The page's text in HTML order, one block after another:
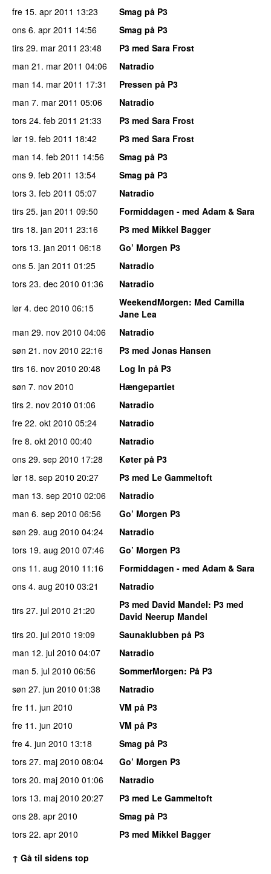
fre 15. apr 2011 13:23
Smag på P3
ons 6. apr 2011 14:56
Smag på P3
tirs 29. mar 2011 23:48
P3 med Sara Frost
man 21. mar 2011 04:06
Natradio
man 14. mar 2011 17:31
Pressen på P3
man 7. mar 2011 05:06
Natradio
tors 24. feb 2011 21:33
P3 med Sara Frost
lør 19. feb 2011 18:42
P3 med Sara Frost
man 14. feb 2011 14:56
Smag på P3
ons 9. feb 2011 13:54
Smag på P3
tors 3. feb 2011 05:07
Natradio
tirs 25. jan 2011 09:50
Formiddagen - med Adam & Sara
tirs 18. jan 2011 23:16
P3 med Mikkel Bagger
tors 13. jan 2011 06:18
Go’ Morgen P3
ons 5. jan 2011 01:25
Natradio
tors 23. dec 2010 01:36
Natradio
lør 4. dec 2010 06:15 WeekendMorgen: Med Camilla
Jane Lea
man 29. nov 2010 04:06
Natradio
søn 21. nov 2010 22:16
P3 med Jonas Hansen
tirs 16. nov 2010 20:48
Log In på P3
søn 7. nov 2010
Hængepartiet
tirs 2. nov 2010 01:06
Natradio
fre 22. okt 2010 05:24
Natradio
fre 8. okt 2010 00:40
Natradio
ons 29. sep 2010 17:28
Køter på P3
lør 18. sep 2010 20:27
P3 med Le Gammeltoft
man 13. sep 2010 02:06
Natradio
man 6. sep 2010 06:56
Go’ Morgen P3
søn 29. aug 2010 04:24
Natradio
tors 19. aug 2010 07:46
Go’ Morgen P3
ons 11. aug 2010 11:16
Formiddagen - med Adam & Sara
ons 4. aug 2010 03:21
Natradio
tirs 27. jul 2010 21:20 P3 med David Mandel: P3 med
David Neerup Mandel
tirs 20. jul 2010 19:09
Saunaklubben på P3
man 12. jul 2010 04:07
Natradio
man 5. jul 2010 06:56 SommerMorgen: På P3
søn 27. jun 2010 01:38
Natradio
fre 11. jun 2010
VM på P3
fre 11. jun 2010
VM på P3
fre 4. jun 2010 13:18
Smag på P3
tors 27. maj 2010 08:04
Go’ Morgen P3
tors 20. maj 2010 01:06
Natradio
tors 13. maj 2010 20:27
P3 med Le Gammeltoft
ons 28. apr 2010
Smag på P3
tors 22. apr 2010
P3 med Mikkel Bagger
↑ Gå til sidens top